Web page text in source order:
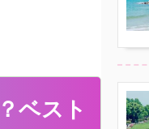
ベスト